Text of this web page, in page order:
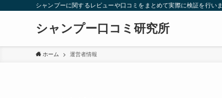
シャンプーに関するレビューや口コミをまとめて実際に検証を行い
シャンプー口コミ研究所
ホーム 運営者情報